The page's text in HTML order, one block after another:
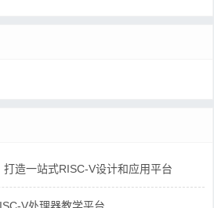
造一站式RISC-V设计和应用平台
V处理器教学平台